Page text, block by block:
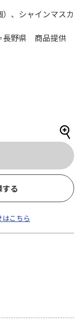
、シャインマスカ
長野県 商品提供
る
こちら